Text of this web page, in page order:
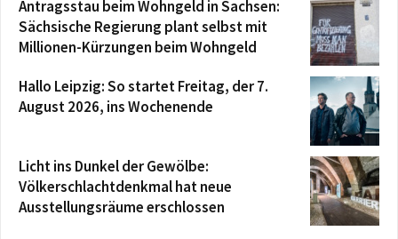
Antragsstau beim Wohngeld in Sachsen:
Sächsische Regierung plant selbst mit
Millionen-Kürzungen beim Wohngeld
Hallo Leipzig: So startet Freitag, der 7.
August 2026, ins Wochenende
Licht ins Dunkel der Gewölbe:
Völkerschlachtdenkmal hat neue
Ausstellungsräume erschlossen